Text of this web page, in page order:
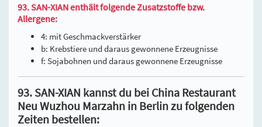
93. SAN-XIAN enthält folgende Zusatzstoffe bzw.
Allergene:
4: mit Geschmackverstärker
b: Krebstiere und daraus gewonnene Erzeugnisse
f: Sojabohnen und daraus gewonnene Erzeugnisse
93. SAN-XIAN kannst du bei China Restaurant
Neu Wuzhou Marzahn in Berlin zu folgenden
Zeiten bestellen: